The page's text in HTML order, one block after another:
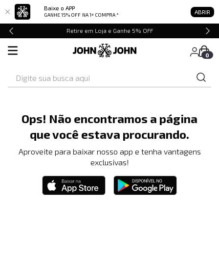
Baixe o APP
GANHE 15% OFF NA 1ª COMPRA * ABRIR
Retire em Loja e Ganhe 5% OFF
0
Ops! Não encontramos a página
que você estava procurando.
Aproveite para baixar nosso app e tenha vantagens
exclusivas!